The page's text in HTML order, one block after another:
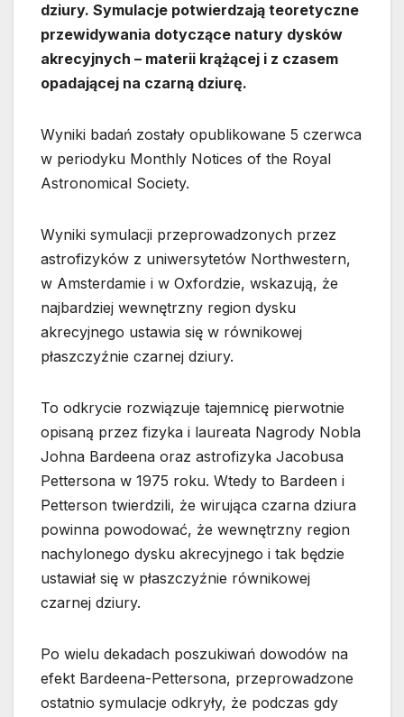
dziury. Symulacje potwierdzają teoretyczne
przewidywania dotyczące natury dysków
akrecyjnych – materii krążącej i z czasem
opadającej na czarną dziurę.
Wyniki badań zostały opublikowane 5 czerwca
w periodyku Monthly Notices of the Royal
Astronomical Society.
Wyniki symulacji przeprowadzonych przez
astrofizyków z uniwersytetów Northwestern,
w Amsterdamie i w Oxfordzie, wskazują, że
najbardziej wewnętrzny region dysku
akrecyjnego ustawia się w równikowej
płaszczyźnie czarnej dziury.
To odkrycie rozwiązuje tajemnicę pierwotnie
opisaną przez fizyka i laureata Nagrody Nobla
Johna Bardeena oraz astrofizyka Jacobusa
Pettersona w 1975 roku. Wtedy to Bardeen i
Petterson twierdzili, że wirująca czarna dziura
powinna powodować, że wewnętrzny region
nachylonego dysku akrecyjnego i tak będzie
ustawiał się w płaszczyźnie równikowej
czarnej dziury.
Po wielu dekadach poszukiwań dowodów na
efekt Bardeena-Pettersona, przeprowadzone
ostatnio symulacje odkryły, że podczas gdy